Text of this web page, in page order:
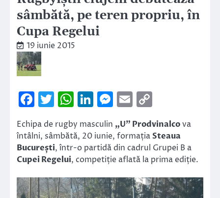
sâmbătă, pe teren propriu, în
Cupa Regelui
19 iunie 2015
Facebook
Twitter
WhatsApp
LinkedIn
Messenger
Email
Link
Echipa de rugby masculin „U” Prodvinalcova
întâlni, sâmbătă, 20 iunie, formațiaSteaua
București, într-o partidă din cadrul Grupei B a
Cupei Regelui, competiție aflată la prima ediție.